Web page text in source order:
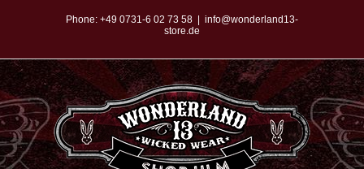
springen
Phone: +49 0731-6 02 73 58
info@wonderland13-
store.de